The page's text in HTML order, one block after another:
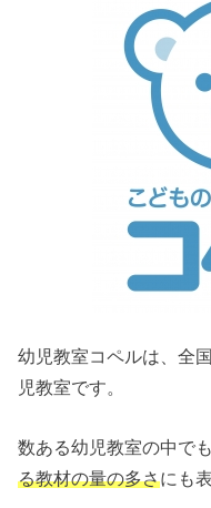
幼児教室コペルは、全
児教室です。
数ある幼児教室の中で
る教材の量の多さにも